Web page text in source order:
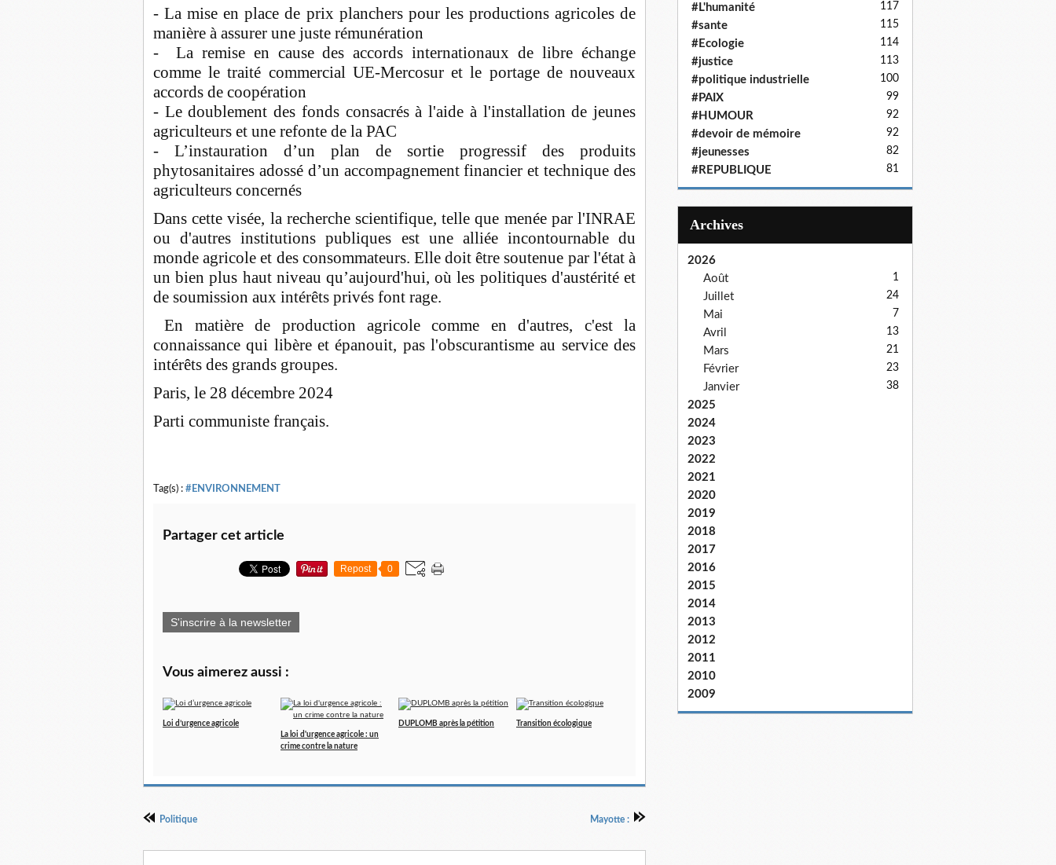
- La mise en place de prix planchers pour les productions agricoles de
manière à assurer une juste rémunération
- La remise en cause des accords internationaux de libre échange
comme le traité commercial UE-Mercosur et le portage de nouveaux
accords de coopération
- Le doublement des fonds consacrés à l'aide à l'installation de jeunes
agriculteurs et une refonte de la PAC
- L’instauration d’un plan de sortie progressif des produits
phytosanitaires adossé d’un accompagnement financier et technique des
agriculteurs concernés
Dans cette visée, la recherche scientifique, telle que menée par l'INRAE
ou d'autres institutions publiques est une alliée incontournable du
monde agricole et des consommateurs. Elle doit être soutenue par l'état à
un bien plus haut niveau qu’aujourd'hui, où les politiques d'austérité et
de soumission aux intérêts privés font rage.
En matière de production agricole comme en d'autres, c'est la
connaissance qui libère et épanouit, pas l'obscurantisme au service des
intérêts des grands groupes.
Paris, le 28 décembre 2024
Parti communiste français.
Tag(s) : #ENVIRONNEMENT
Partager cet article
Repost 0
S'inscrire à la newsletter
Vous aimerez aussi :
Loi d’urgence agricole
La loi d'urgence agricole : un
crime contre la nature
DUPLOMB après la pétition Transition écologique
Politique Mayotte :
#L'humanité 117
#sante 115
#Ecologie 114
#justice 113
#politique industrielle 100
#PAIX 99
#HUMOUR 92
#devoir de mémoire 92
#jeunesses 82
#REPUBLIQUE 81
Archives
2026
Août
1
Juillet 24
Mai 7
Avril 13
Mars 21
Février 23
Janvier 38
2025
2024
2023
2022
2021
2020
2019
2018
2017
2016
2015
2014
2013
2012
2011
2010
2009